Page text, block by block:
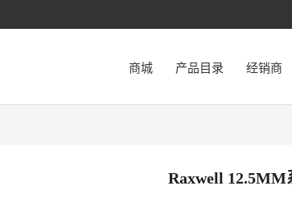
商城 产品目录 经销商
Raxwell 12.5MM